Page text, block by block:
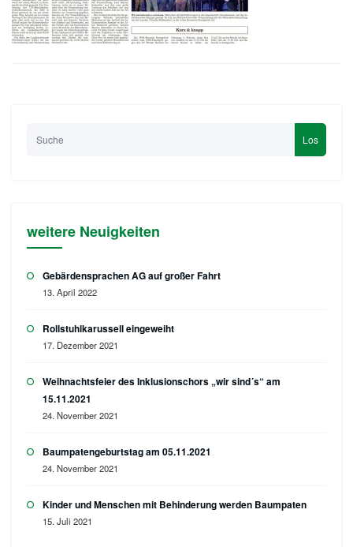
Los
weitere Neuigkeiten
Gebärdensprachen AG auf großer Fahrt
13. April 2022
Rollstuhlkarussell eingeweiht
17. Dezember 2021
Weihnachtsfeier des Inklusionschors „wir sind´s“ am
15.11.2021
24. November 2021
Baumpatengeburtstag am 05.11.2021
24. November 2021
Kinder und Menschen mit Behinderung werden Baumpaten
15. Juli 2021